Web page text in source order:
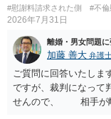
どの程度証拠価値があ
を見ない限り、具体的
と考えます。 ③ 借用書
することは認められる
取る正当な権利がない
るものかと推察します
は現在、収入も不安定
今年に再婚したが主
#慰謝料請求された側 #不
2026年7月31日
離婚・男女問題
加藤 善大 弁護
ご質問に回答いたし
ですが、裁判になって
せんので、 相手が離